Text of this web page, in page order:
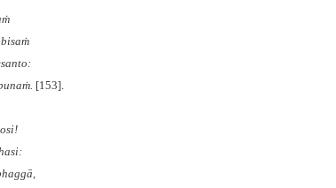
[153].